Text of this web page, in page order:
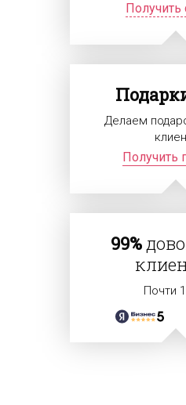
Получить
Делаем
Получить
99%
Почти